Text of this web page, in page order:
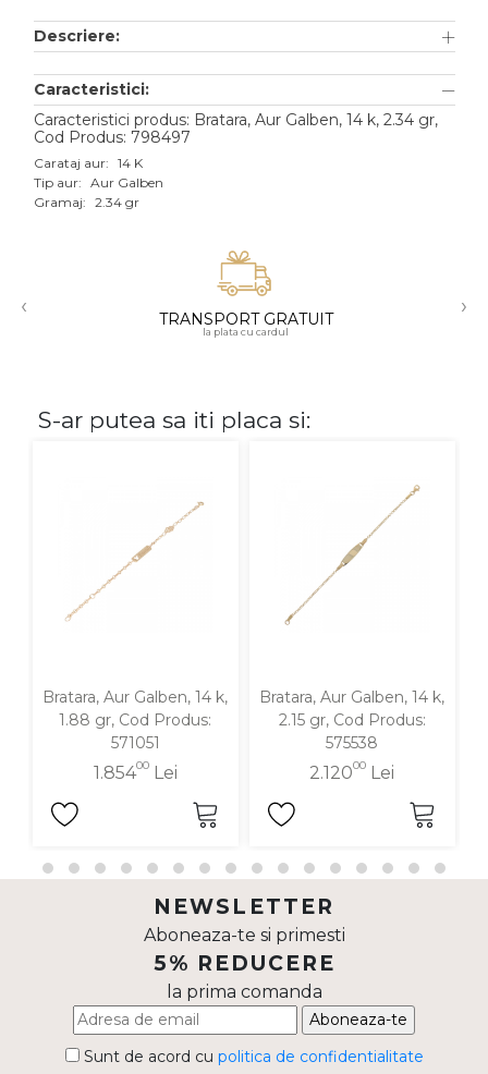
Aur alb
Aur roz
Aur mixt
18K
Descriere:
Caracteristici:
Caracteristici produs: Bratara, Aur Galben, 14 k, 2.34 gr,
Cod Produs: 798497
Carataj aur: 14 K
Tip aur: Aur Galben
Gramaj: 2.34 gr
‹ TRANSPORT GRATUIT
la plata cu cardul
›
S-ar putea sa iti placa si:
Bratara, Aur Galben, 14 k,
1.88 gr, Cod Produs:
571051
1.85400Lei
Bratara, Aur Galben, 14 k,
2.15 gr, Cod Produs:
575538
2.12000 Lei
NEWSLETTER
Aboneaza-te si primesti
5% REDUCERE
la prima comanda
Aboneaza-te
Sunt de acord cu politica de confidentialitate